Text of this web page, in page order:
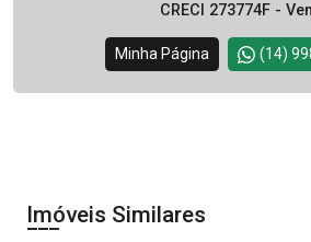
CRECI 273774F -
Minha Página (14)
Imóveis Similares